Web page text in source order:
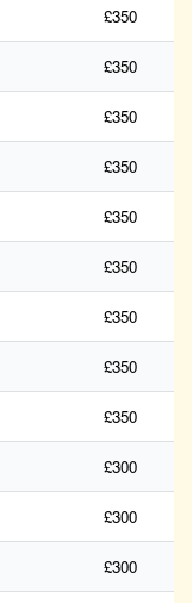
£350
£350
£350
£350
£350
£350
£350
£350
£350
£300
£300
£300